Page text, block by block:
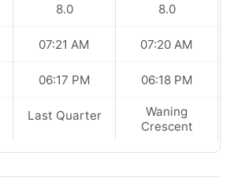
8.0
07:21 AM
06:17 PM
Last Quarter
8.0
07:20 AM
06:18 PM
Waning
Crescent